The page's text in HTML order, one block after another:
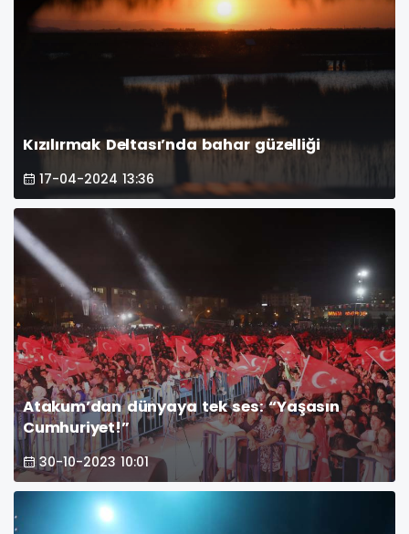
Kızılırmak Deltası’nda bahar güzelliği
17-04-2024 13:36
Atakum’dan dünyaya tek ses: “Yaşasın
Cumhuriyet!”
30-10-2023 10:01